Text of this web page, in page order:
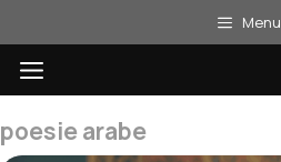
au
contenu
Menu
Menu
poesie arabe